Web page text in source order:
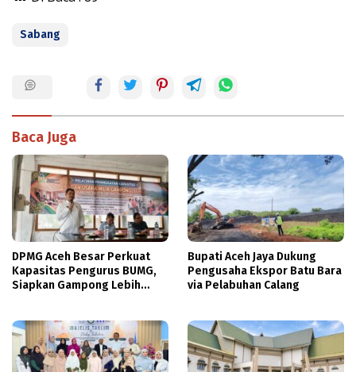
Sabang
Baca Juga
DPMG Aceh Besar Perkuat
Kapasitas Pengurus BUMG,
Siapkan Gampong Lebih
Bupati Aceh Jaya Dukung
Pengusaha Ekspor Batu Bara
via Pelabuhan Calang